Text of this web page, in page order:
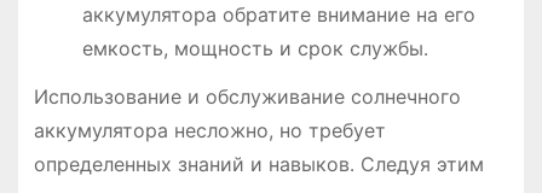
аккумулятора обратите внимание на его
емкость, мощность и срок службы․
Использование и обслуживание солнечного
аккумулятора несложно, но требует
определенных знаний и навыков․ Следуя этим